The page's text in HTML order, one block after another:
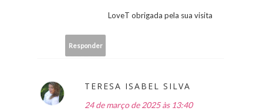
LoveT obrigada pela sua visita
Responder
TERESA ISABEL SILVA
24 de março de 2025 às 13:40